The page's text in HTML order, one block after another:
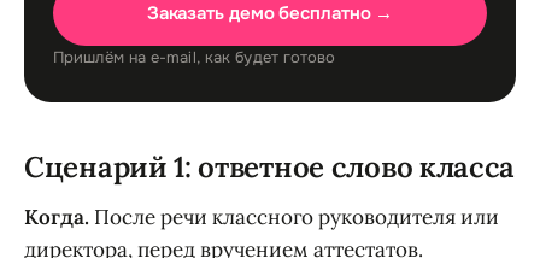
Заказать демо бесплатно →
Пришлём на e-mail, как будет готово
Сценарий 1: ответное слово класса
Когда. После речи классного руководителя или
директора, перед вручением аттестатов.